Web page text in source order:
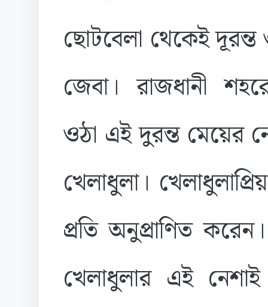
ছোটবেলা থেকেই
জেবা। রাজধানী
ওঠা এই দুরন্ত মেয়ের
খেলাধুলা।
প্রতি অনুপ্রাণিত
খেলাধুলার এই